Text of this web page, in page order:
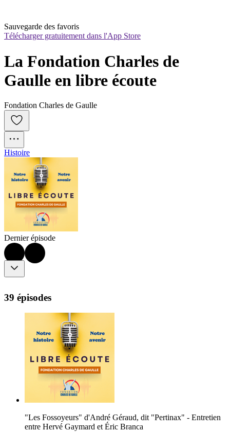
Sauvegarde des favoris
Télécharger gratuitement dans l'App Store
La Fondation Charles de
Gaulle en libre écoute
Fondation Charles de Gaulle
Histoire
Dernier épisode
39 épisodes
"Les Fossoyeurs" d'André Géraud, dit "Pertinax" - Entretien
entre Hervé Gaymard et Éric Branca